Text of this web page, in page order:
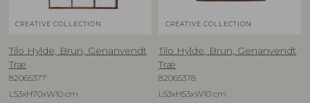
CREATIVE COLLECTION
Tilo Hylde, Brun, Genanvendt
Træ
82065377
L53xH70xW10 cm
CREATIVE COLLECTION
Tilo Hylde, Brun, Genanvendt
Træ
82065378
L53xH53xW10 cm